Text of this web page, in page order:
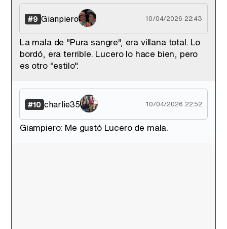
#9 Gianpiero 10/04/2026 22:43
La mala de "Pura sangre", era villana total. Lo
bordó, era terrible. Lucero lo hace bien, pero
es otro "estilo".
#10 charlie35 10/04/2026 22:52
Giampiero: Me gustó Lucero de mala.